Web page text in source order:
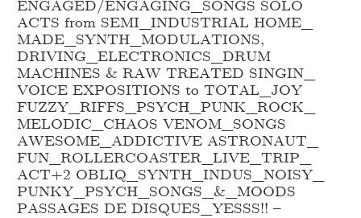
ENGAGED/ENGAGING_ SONGS SOLO
ACTS from SEMI_INDUSTRIAL HOME_
MADE_ SYNTH_MODULATIONS,
DRIVING_ELECTRONICS_DRUM
MACHINES & RAW TREATED SINGIN_
VOICE EXPOSITIONS to TOTAL_ JOY
FUZZY_RIFFS_PSYCH_PUNK_ROCK_
MELODIC_ CHAOS VENOM_ SONGS
AWESOME_ ADDICTIVE ASTRONAUT_
FUN_ROLLERCOASTER_LIVE_TRIP_
ACT+2 OBLIQ_ SYNTH_INDUS_NOISY_
PUNKY_PSYCH_ SONGS_&_MOODS
PASSAGES DE DISQUES_YESSS!! –